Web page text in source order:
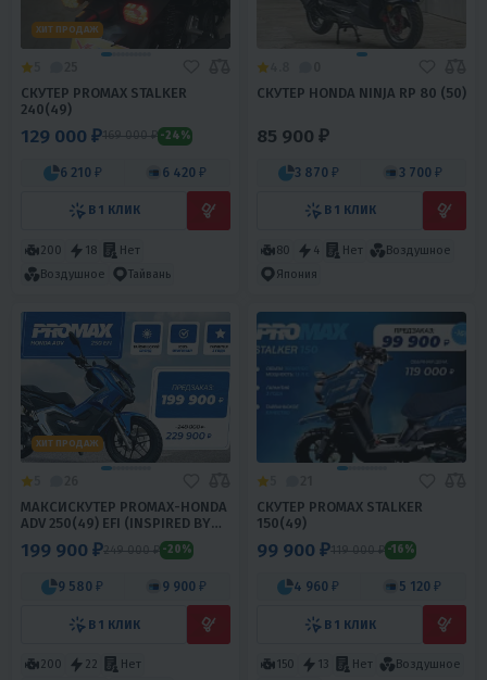
ХИТ ПРОДАЖ
СКУТЕР PROMAX STALKER
240(49)
129 000 ₽169 000 ₽ -24%
6 210 ₽ 6 420 ₽
В 1 КЛИК
200 18
Нет
Воздушное
Тайвань
СКУТЕР HONDA NINJA RP 80 (50)
85 900 ₽
3 870 ₽ 3 700 ₽
В 1 КЛИК
80 4 Нет
Воздушное
Япония
ХИТ ПРОДАЖ
МАКСИСКУТЕР PROMAX-HONDA
ADV 250(49) EFI (INSPIRED BY
199 900 ₽249 000 ₽ -20%
9 580 ₽ 9 900 ₽
В 1 КЛИК
200 22
Нет
СКУТЕР PROMAX STALKER
150(49)
99 900 ₽119 000 ₽ -16%
4 960 ₽ 5 120 ₽
В 1 КЛИК
150 13 Нет
Воздушное